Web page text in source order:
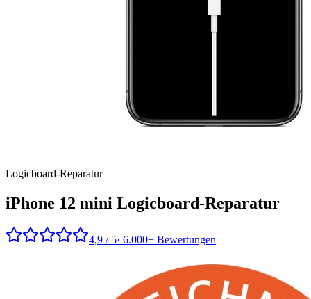
Logicboard-Reparatur
iPhone 12 mini Logicboard-Reparatur
4,9 / 5· 6.000+ Bewertungen